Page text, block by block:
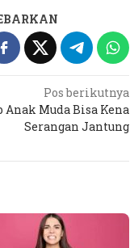
Pos berikutnya
Anak Muda Bisa Kena
Serangan Jantung